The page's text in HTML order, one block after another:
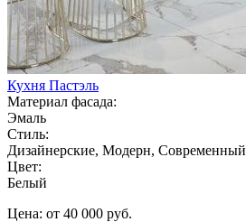
Кухня Пастэль
Материал фасада:
Эмаль
Стиль:
Дизайнерские, Модерн, Современный
Цвет:
Белый
Цена: от 40 000 руб.